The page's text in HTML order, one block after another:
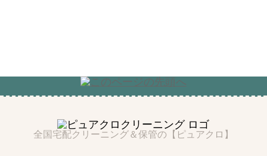
全国宅配クリーニング＆保管の【ピュアクロ】